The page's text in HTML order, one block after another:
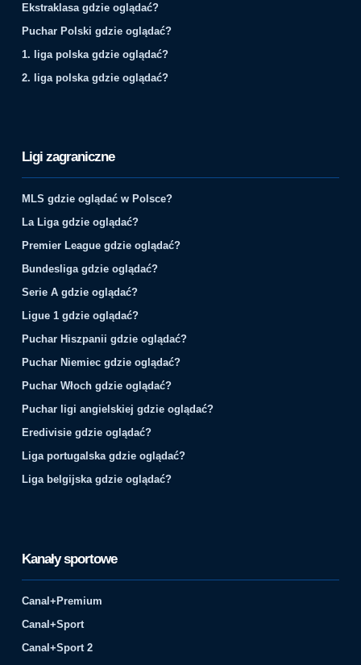
Ekstraklasa gdzie oglądać?
Puchar Polski gdzie oglądać?
1. liga polska gdzie oglądać?
2. liga polska gdzie oglądać?
Ligi zagraniczne
MLS gdzie oglądać w Polsce?
La Liga gdzie oglądać?
Premier League gdzie oglądać?
Bundesliga gdzie oglądać?
Serie A gdzie oglądać?
Ligue 1 gdzie oglądać?
Puchar Hiszpanii gdzie oglądać?
Puchar Niemiec gdzie oglądać?
Puchar Włoch gdzie oglądać?
Puchar ligi angielskiej gdzie oglądać?
Eredivisie gdzie oglądać?
Liga portugalska gdzie oglądać?
Liga belgijska gdzie oglądać?
Kanały sportowe
Canal+Premium
Canal+Sport
Canal+Sport 2